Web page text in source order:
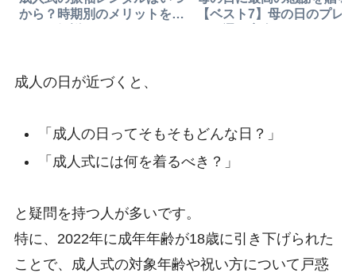
から？時期別のメリットをや
【ベスト7】母の日のプレゼ
成人の日が近づくと、
「成人の日ってそもそもどんな日？」
「成人式には何を着るべき？」
と疑問を持つ人が多いです。
特に、2022年に成年年齢が18歳に引き下げられた
ことで、成人式の対象年齢や祝い方について戸惑